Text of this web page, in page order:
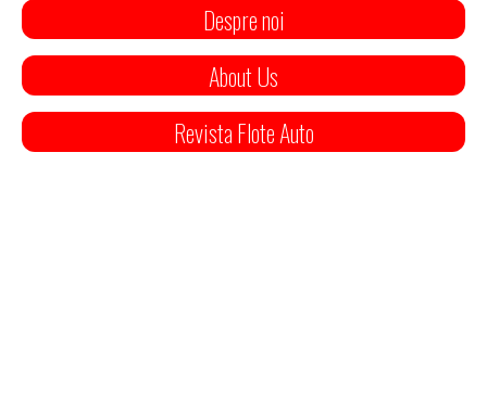
Despre noi
About Us
Revista Flote Auto